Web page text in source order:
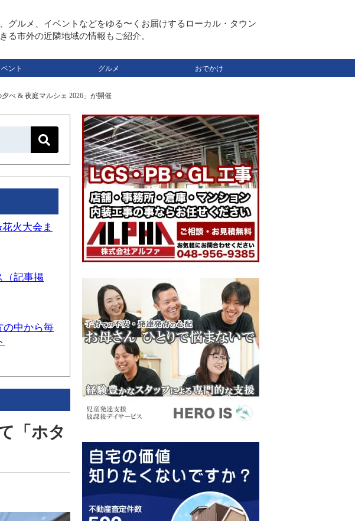
グルメ、イベントなどをゆる〜くお届けするローカル・タウン
る市外の近隣地域の情報もご紹介。
ント グルメ おでかけ
べ & 夜庭マルシェ 2026」が開催
火大会ま
（記事掲
の中から毎
「ホタ